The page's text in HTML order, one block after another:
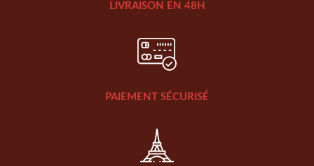
LIVRAISON EN 48H
PAIEMENT SÉCURISÉ